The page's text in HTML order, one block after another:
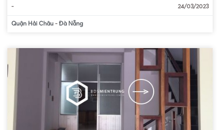
- 24/03/2023
Quận Hải Châu - Đà Nẵng